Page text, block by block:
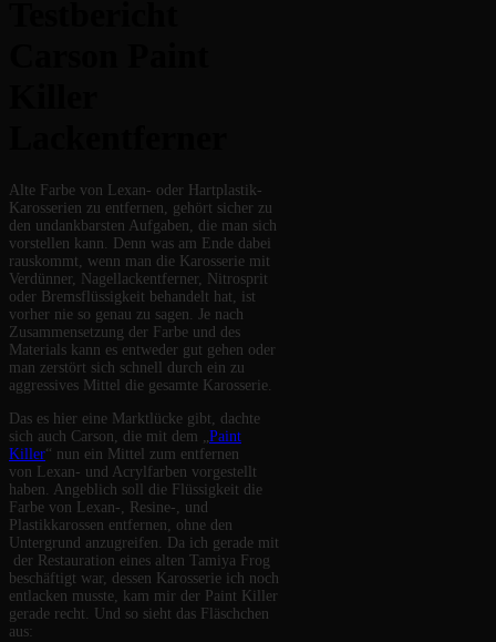
Alte Farbe von Lexan- oder Hartplastik-
Karosserien zu entfernen, gehört sicher zu
den undankbarsten Aufgaben, die man sich
vorstellen kann. Denn was am Ende dabei
rauskommt, wenn man die Karosserie mit
Verdünner, Nagellackentferner, Nitrosprit
oder Bremsflüssigkeit behandelt hat, ist
vorher nie so genau zu sagen. Je nach
Zusammensetzung der Farbe und des
Materials kann es entweder gut gehen oder
man zerstört sich schnell durch ein zu
aggressives Mittel die gesamte Karosserie.
Das es hier eine Marktlücke gibt, dachte
sich auch Carson, die mit dem „Paint
Killer“ nun ein Mittel zum entfernen
von Lexan- und Acrylfarben vorgestellt
haben. Angeblich soll die Flüssigkeit die
Farbe von Lexan-, Resine-, und
Plastikkarossen entfernen, ohne den
Untergrund anzugreifen. Da ich gerade mit
der Restauration eines alten Tamiya Frog
beschäftigt war, dessen Karosserie ich noch
entlacken musste, kam mir der Paint Killer
gerade recht. Und so sieht das Fläschchen
aus: